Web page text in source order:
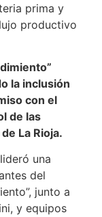
prima y
productivo
la inclusión
con el
de las
La Rioja.
una
del
junto a
y equipos